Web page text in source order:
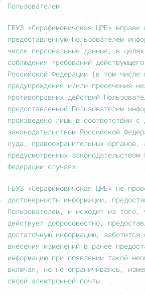
Пользователем.
ГБУЗ «Серафимовичская ЦРБ» вправе
предоставленную Пользователем
числе персональные данные, в
соблюдения требований
Российской Федерации (в том числе
предупреждения и/или пресечения
противоправных действий
предоставленной Пользователем
произведено лишь в соответствии с
законодательством Российской
суда, правоохранительных
предусмотренных законодательством
Федерации случаях.
ГБУЗ «Серафимовичская ЦРБ» не
достоверность информации,
Пользователем, и исходит из того,
действует добросовестно,
достаточную информацию, заботится
внесения изменений в ранее
информацию при появлении такой
включая, но не ограничиваясь,
своей электронной почты.